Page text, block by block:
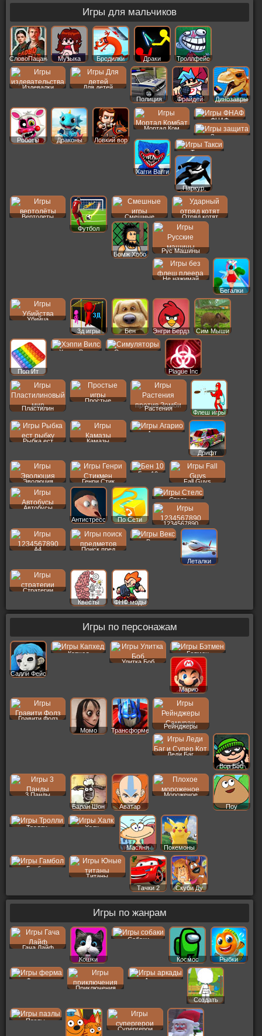
Игры для мальчиков
СловоПацана Музыка Бродилки Драки Троллфейс
Издевалки
Для детей
Полиция
Фрайдей Динозавры
Роботы Драконы Ловкий вор
Мортал Ком
ФНАФ
Защита
Хагги Вагги
Такси
Паркур
Вертолеты
Футбол
Смешные Отряд котят
Бомж Хобо
Рус Машины
Не нажимай
Бегалки
Убийца
3д игры
Бен Энгри Бердз Сим Мыши
Поп Ит
Хэппи Вилс Симуляторы
Plague Inc
Пластилин
Простые
Растения
Флеш игры
Рыбка ест Камазы
Агарио
Дрифт
Эволюция Генри Стик
Бен 10
Fall Guys
Автобусы
Антистресс
По Сети
Стелс
1234567890
A4 Поиск пред
Векс
Леталки
Стратегии
Квесты
ФНФ моды
Игры по персонажам
Салли Фейс
Капхед
Улитка Боб
Бэтмен
Марио
Гравити Фолз
Момо
Трансформеры
Рейнджеры
Леди Баг
Вор Боб
3 Панды
Баран Шон
Аватар
Мороженое
Поу
Тролли Халк
Масяня Покемоны
Гамбол
Титаны
Тачки 2
Скуби Ду
Игры по жанрам
Гача Лайф
Кошки
Собаки
Космос Рыбки
Ферма
Приключения
Аркады
Создать
Пер
Пазлы
Супергерои